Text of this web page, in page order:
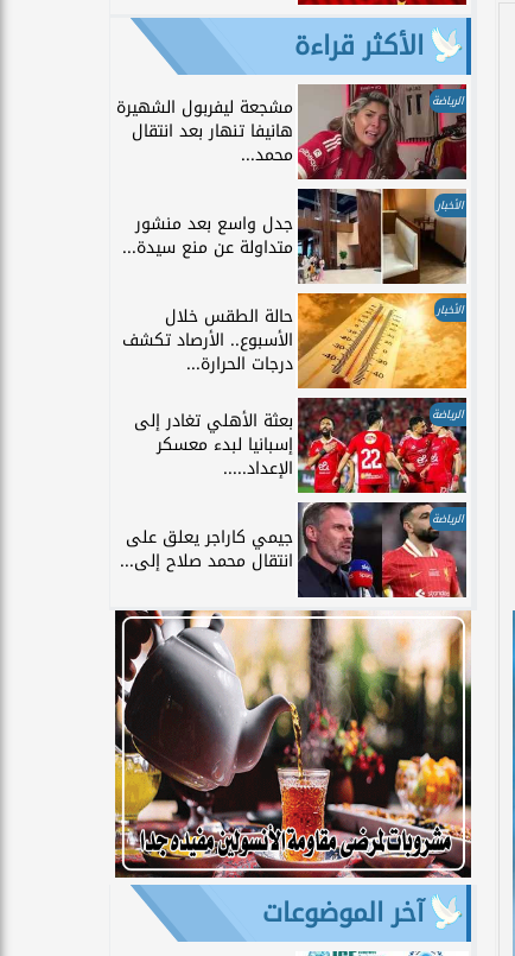
الأكثر قراءة
الرياضة مشجعة ليفربول الشهيرة
هانيفا تنهار بعد انتقال
محمد...
الأخبار
جدل واسع بعد منشور
متداولة عن منع سيدة...
الأخبار حالة الطقس خلال
الأسبوع.. الأرصاد تكشف
درجات الحرارة...
الرياضة بعثة الأهلي تغادر إلى
إسبانيا لبدء معسكر
الإعداد.....
الرياضة
جيمي كاراجر يعلق على
انتقال محمد صلاح إلى...
آخر الموضوعات